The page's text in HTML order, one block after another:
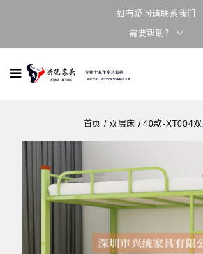
如有疑问请联系我们
需要帮助？
首页 / 双层床 /40款-XT004双